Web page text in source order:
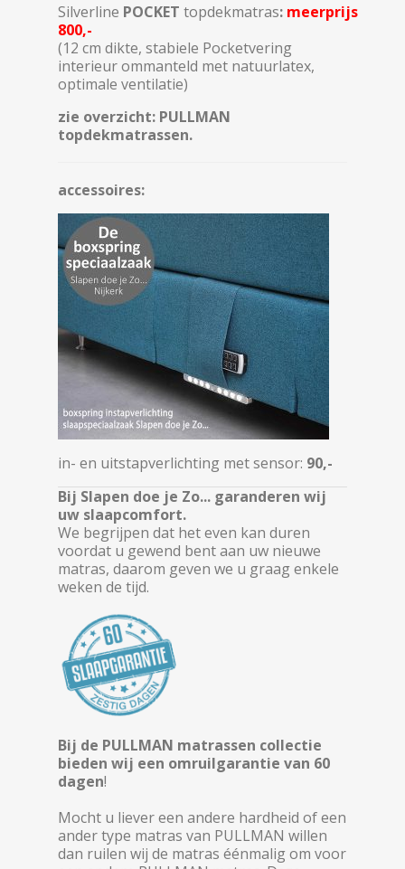
Silverline POCKET topdekmatras: meerprijs
800,-
(12 cm dikte, stabiele Pocketvering
interieur ommanteld met natuurlatex,
optimale ventilatie)
zie overzicht: PULLMAN
topdekmatrassen.
accessoires:
in- en uitstapverlichting met sensor: 90,-
Bij Slapen doe je Zo... garanderen wij
uw slaapcomfort.
We begrijpen dat het even kan duren
voordat u gewend bent aan uw nieuwe
matras, daarom geven we u graag enkele
weken de tijd.
Bij de PULLMAN matrassen collectie
bieden wij een omruilgarantie van 60
dagen!
Mocht u liever een andere hardheid of een
ander type matras van PULLMAN willen
dan ruilen wij de matras éénmalig om voor